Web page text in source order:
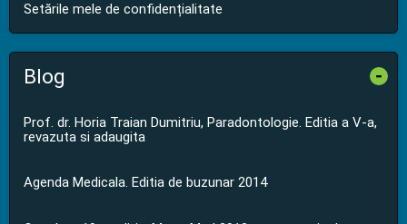
Setările mele de confidențialitate
Blog -
Prof. dr. Horia Traian Dumitriu, Paradontologie. Editia a V-a,
revazuta si adaugita
Agenda Medicala. Editia de buzunar 2014